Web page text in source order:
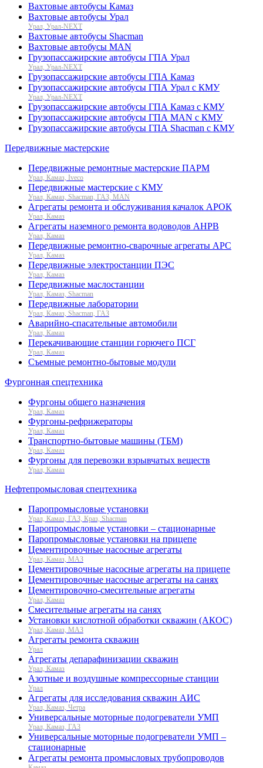
Вахтовые автобусы Камаз
Вахтовые автобусы Урал
Урал, Урал-NEXT
Вахтовые автобусы Shacman
Вахтовые автобусы MAN
Грузопассажирские автобусы ГПА Урал
Урал, Урал-NEXT
Грузопассажирские автобусы ГПА Камаз
Грузопассажирские автобусы ГПА Урал с КМУ
Урал, Урал-NEXT
Грузопассажирские автобусы ГПА Камаз с КМУ
Грузопассажирские автобусы ГПА MAN с КМУ
Грузопассажирские автобусы ГПА Shacman с КМУ
Передвижные мастерские
Передвижные ремонтные мастерские ПАРМ
Урал, Камаз, Iveco
Передвижные мастерские с КМУ
Урал, Камаз, Shacman, ГАЗ, MAN
Агрегаты ремонта и обслуживания качалок АРОК
Урал, Камаз
Агрегаты наземного ремонта водоводов АНРВ
Урал, Камаз
Передвижные ремонтно-сварочные агрегаты АРС
Урал, Камаз
Передвижные электростанции ПЭС
Урал, Камаз
Передвижные маслостанции
Урал, Камаз, Shacman
Передвижные лаборатории
Урал, Камаз, Shacman, ГАЗ
Аварийно-спасательные автомобили
Урал, Камаз
Перекачивающие станции горючего ПСГ
Урал, Камаз
Съемные ремонтно-бытовые модули
Фургонная спецтехника
Фургоны общего назначения
Урал, Камаз
Фургоны-рефрижераторы
Урал, Камаз
Транспортно-бытовые машины (ТБМ)
Урал, Камаз
Фургоны для перевозки взрывчатых веществ
Урал, Камаз
Нефтепромысловая спецтехника
Паропромысловые установки
Урал, Камаз, ГАЗ, Краз, Shacman
Паропромысловые установки – стационарные
Паропромысловые установки на прицепе
Цементировочные насосные агрегаты
Урал, Камаз, МАЗ
Цементировочные насосные агрегаты на прицепе
Цементировочные насосные агрегаты на санях
Цементировочно-смесительные агрегаты
Урал, Камаз
Смесительные агрегаты на санях
Установки кислотной обработки скважин (АКОС)
Урал, Камаз, МАЗ
Агрегаты ремонта скважин
Урал
Агрегаты депарафинизации скважин
Урал, Камаз
Азотные и воздушные компрессорные станции
Урал
Агрегаты для исследования скважин АИС
Урал, Камаз, Четра
Универсальные моторные подогреватели УМП
Урал, Камаз, ГАЗ
Универсальные моторные подогреватели УМП –
стационарные
Агрегаты ремонта промысловых трубопроводов